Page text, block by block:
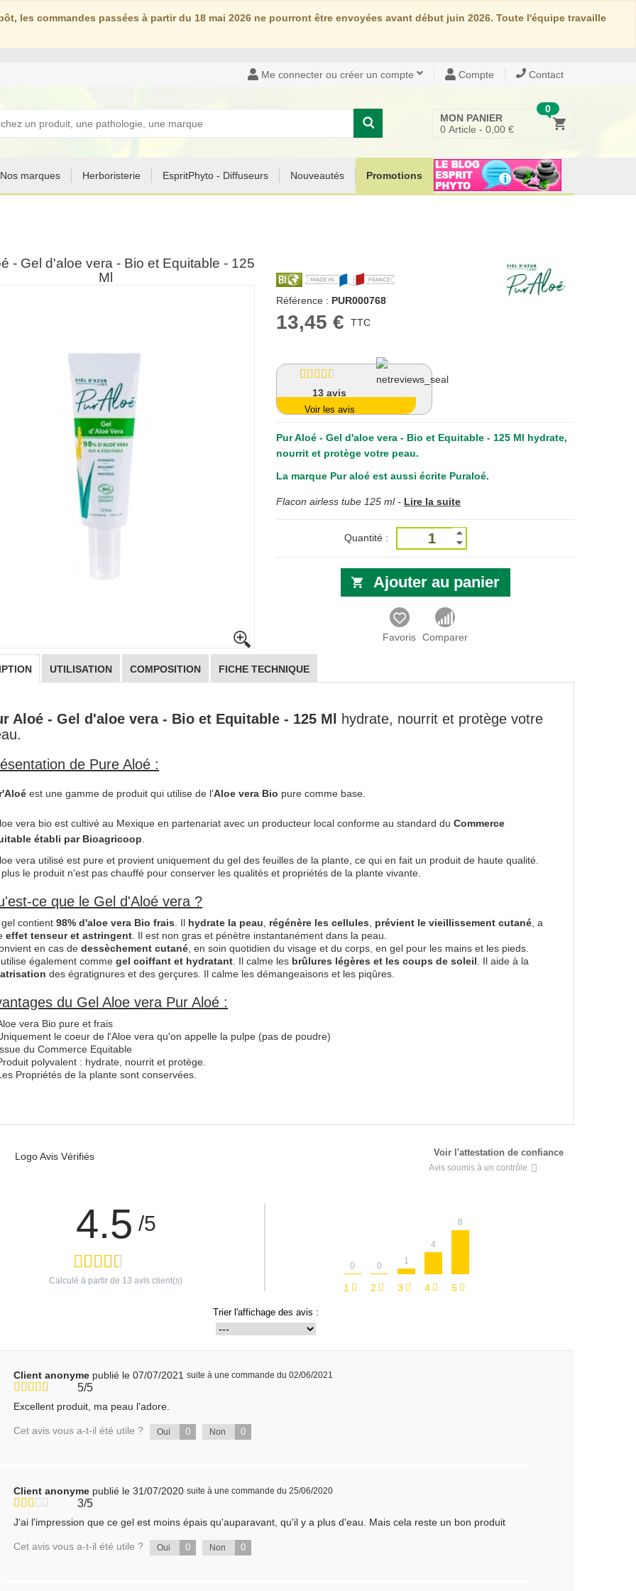
les commandes passées à partir du 18 mai 2026 ne pourront être envoyées avant début juin 2026. Toute l'équipe travaille
Me connecter ou créer un compte Compte Contact
0
MON PANIER
0 Article - 0,00 €
Nos marques Herboristerie EspritPhyto - Diffuseurs Nouveautés Promotions
- Gel d'aloe vera - Bio et Equitable - 125
Ml
Référence : PUR000768
13,45 € TTC
13avis
Voir les avis
Pur Aloé - Gel d'aloe vera - Bio et Equitable - 125 Ml hydrate,
nourrit et protège votre peau.
La marque Pur aloé est aussi écrite Puraloé.
Flacon airless tube 125 ml - Lire la suite
Quantité :
Ajouter au panier
Favoris Comparer
UTILISATION COMPOSITION FICHE TECHNIQUE
Aloé - Gel d'aloe vera - Bio et Equitable - 125 Ml
hydrate, nourrit et protège votre
de Pure Aloé :
est une gamme de produit qui utilise de l'Aloe vera Bio pure comme base.
vera bio est cultivé au Mexique en partenariat avec un producteur local conforme au standard du Commerce
établi par Bioagricoop
vera utilisé est pure et provient uniquement du gel des feuilles de la plante, ce qui en fait un produit de haute qualité.
plus le produit n'est pas chauffé pour conserver les qualités et propriétés de la plante vivante.
ce que le Gel d'Aloé vera ?
contient 98% d'aloe vera Bio frais . Il hydrate la peau régénère les cellules prévient le vieillissement cutané , a
effet tenseur et astringent . Il est non gras et pénètre instantanément dans la peau.
en cas de dessèchement cutané , en soin quotidien du visage et du corps, en gel pour les mains et les pieds.
également comme gel coiffant et hydratant . Il calme les brûlures légères et les coups de soleil . Il aide à la
des égratignures et des gerçures. Il calme les démangeaisons et les piqûres.
du Gel Aloe vera Pur Aloé :
vera Bio pure et frais
le coeur de l'Aloe vera qu'on appelle la pulpe (pas de poudre)
du Commerce Equitable
polyvalent : hydrate, nourrit et protège.
Propriétés de la plante sont conservées.
Voir l'attestation de confiance
Avis soumis à un contrôle
4.5 /5
Calculé à partir de 13 avis client(s)
1
0
2
0
3
1
4
4
5
8
Trier l'affichage des avis :
Client anonyme publié le 07/07/2021 suite à une commande du 02/06/2021
5/5
Excellent produit, ma peau l'adore.
Cet avis vous a-t-il été utile ? Oui 0 Non 0
Client anonyme publié le 31/07/2020 suite à une commande du 25/06/2020
3/5
J'ai l'impression que ce gel est moins épais qu'auparavant, qu'il y a plus d'eau. Mais cela reste un bon produit
Cet avis vous a-t-il été utile ? Oui 0 Non 0